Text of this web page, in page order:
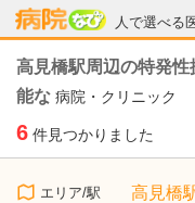
人で選べる
病院なび
高見橋駅周辺の特発
能な 病院・クリニック
6 件見つかりました
エリア/駅 高見橋